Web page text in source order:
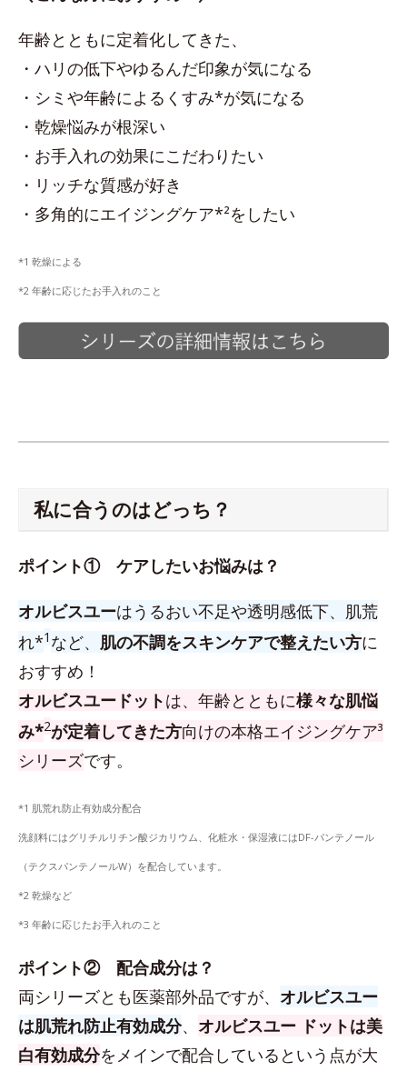
年齢とともに定着化してきた、
・ハリの低下やゆるんだ印象が気になる
・シミや年齢によるくすみ*が気になる
・乾燥悩みが根深い
・お手入れの効果にこだわりたい
・リッチな質感が好き
・多角的にエイジングケア*²をしたい
*1 乾燥による
*2 年齢に応じたお手入れのこと
私に合うのはどっち？
ポイント① ケアしたいお悩みは？
オルビスユーはうるおい不足や透明感低下、肌荒
れ*1 など、 肌の不調をスキンケアで整えたい方に
おすすめ！
オルビスユードットは、年齢とともに様々な肌悩
み*2が定着してきた方向けの本格エイジングケア³
シリーズです。
*1 肌荒れ防止有効成分配合
洗顔料にはグリチルリチン酸ジカリウム、化粧水・保湿液にはDF-パンテノール
（テクスパンテノールW）を配合しています。
*2 乾燥など
*3 年齢に応じたお手入れのこと
ポイント② 配合成分は？
両シリーズとも医薬部外品ですが、 オルビスユー
は肌荒れ防止有効成分、 オルビスユー ドットは美
白有効成分をメインで配合しているという点が大